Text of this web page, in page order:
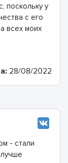
поскольку у
с его
всех моих
всех
28/08/2022
- стали